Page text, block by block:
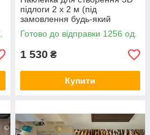
підлоги 2 х 2 м (під
замовлення будь-який
розмір) із захисною
ламінацією (БП-pol_mx005)
Готово до відправки 1256 од.
1 530 ₴
Купити